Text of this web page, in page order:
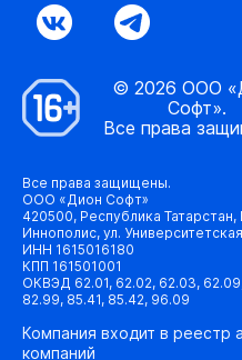
© 2026 ООО
Софт».
Все права
Все права защищены.
ООО «Дион Софт»
420500, Республика
Иннополис, ул.
ИНН 1615016180
КПП 161501001
ОКВЭД 62.01, 62.02, 62.03, 62.09,
82.99, 85.41, 85.42, 96.09
Компания входит в реестр
компаний